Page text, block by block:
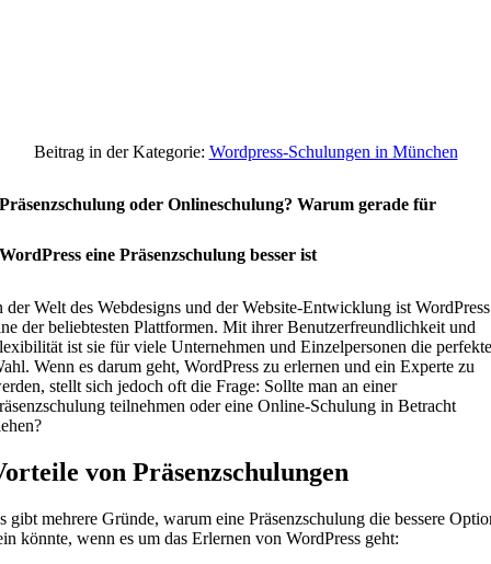
Beitrag in der Kategorie: Wordpress-Schulungen in München
Präsenzschulung oder Onlineschulung? Warum gerade für
WordPress eine Präsenzschulung besser ist
der Welt des Webdesigns und der Website-Entwicklung ist WordPress
der beliebtesten Plattformen. Mit ihrer Benutzerfreundlichkeit und
ist sie für viele Unternehmen und Einzelpersonen die
Wenn es darum geht, WordPress zu erlernen und ein Experte zu
stellt sich jedoch oft die Frage: Sollte man an einer
teilnehmen oder eine Online-Schulung in Betracht
von Präsenzschulungen
gibt mehrere Gründe, warum eine Präsenzschulung die bessere
könnte, wenn es um das Erlernen von WordPress geht: